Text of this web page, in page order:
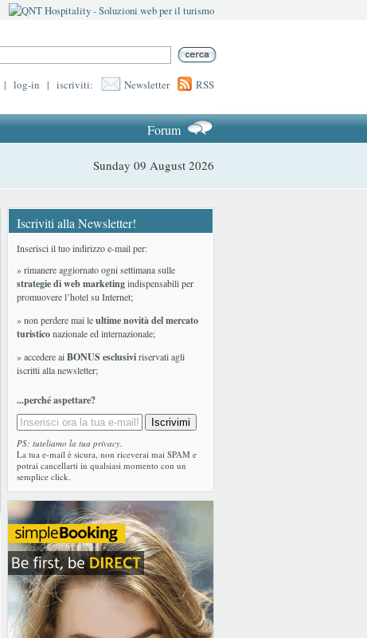
| log-in | iscriviti: Newsletter RSS
Forum
Sunday 09 August 2026
Iscriviti alla Newsletter!
Inserisci il tuo indirizzo e-mail per:
» rimanere aggiornato ogni settimana sulle
strategie di web marketingindispensabili per
promuovere l’hotel su Internet;
» non perdere mai leultime novità del mercato
turisticonazionale ed internazionale;
» accedere aiBONUS esclusiviriservati agli
iscritti alla newsletter;
...perché aspettare?
PS: tuteliamo la tua privacy.
La tua e-mail è sicura, non riceverai mai SPAM e
potrai cancellarti in qualsiasi momento con un
semplice click.